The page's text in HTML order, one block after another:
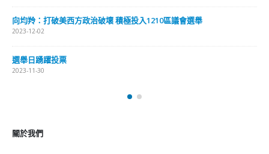
向均羚：打破美西方政治破壞 積極投入1210區議會選舉
2023-12-02
選舉日踴躍投票
2023-11-30
關於我們